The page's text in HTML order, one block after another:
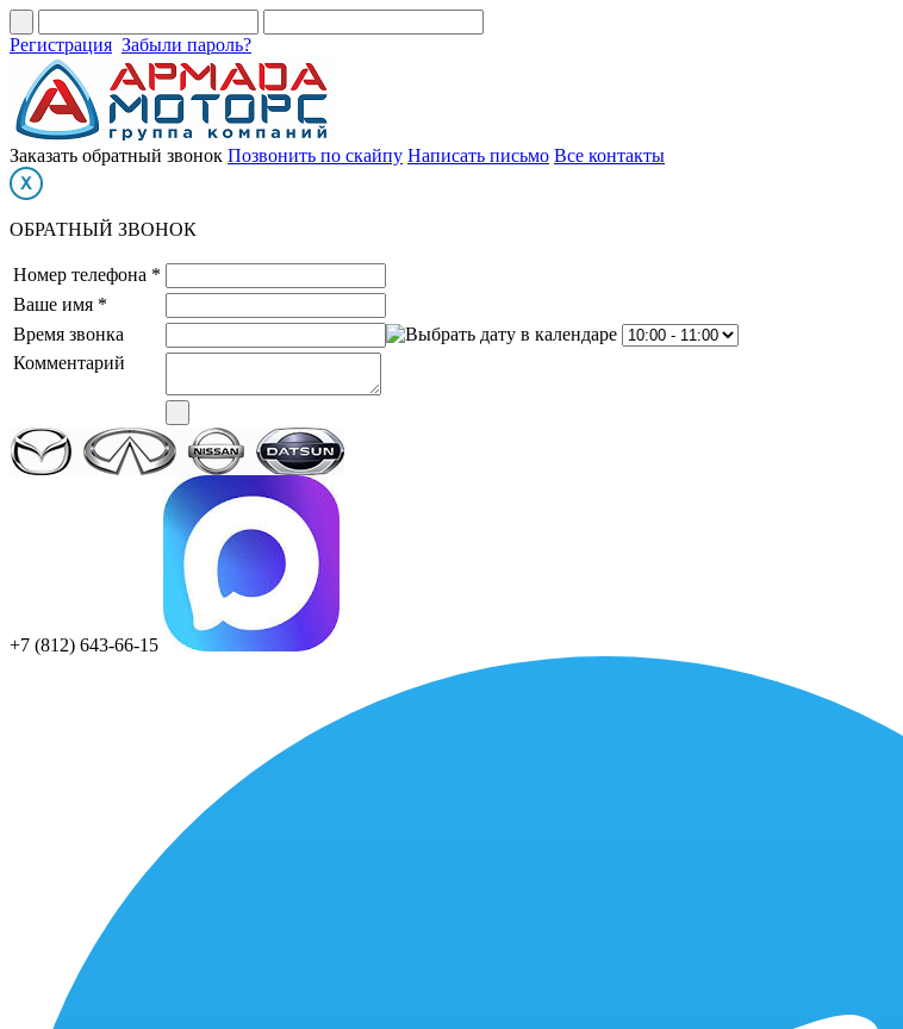
Регистрация Забыли пароль?
Заказать обратный звонок Позвонить по скайпу Написать письмо Все контакты
ОБРАТНЫЙ ЗВОНОК
Номер телефона *
Ваше имя *
Время звонка
Комментарий
+7 (812) 643-66-15